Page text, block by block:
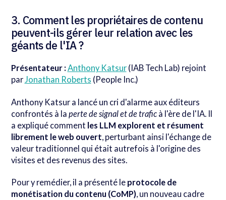
3. Comment les propriétaires de contenu
peuvent-ils gérer leur relation avec les
géants de l'IA ?
Présentateur : Anthony Katsur(IAB Tech Lab) rejoint
parJonathan Roberts (People Inc.)
Anthony Katsur a lancé un cri d'alarme aux éditeurs
confrontés à la perte de signal et de traficà l'ère de l'IA. Il
a expliqué comment les LLM explorent et résument
librement le web ouvert, perturbant ainsi l'échange de
valeur traditionnel qui était autrefois à l'origine des
visites et des revenus des sites.
Pour y remédier, il a présenté le protocole de
monétisation du contenu (CoMP), un nouveau cadre